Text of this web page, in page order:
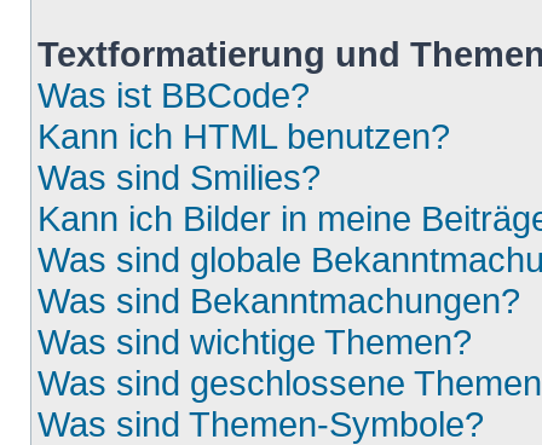
Textformatierung und
Was ist BBCode?
Kann ich HTML benutzen?
Was sind Smilies?
Kann ich Bilder in meine
Was sind globale
Was sind Bekanntmachungen?
Was sind wichtige Themen?
Was sind geschlossene
Was sind Themen-Symbole?